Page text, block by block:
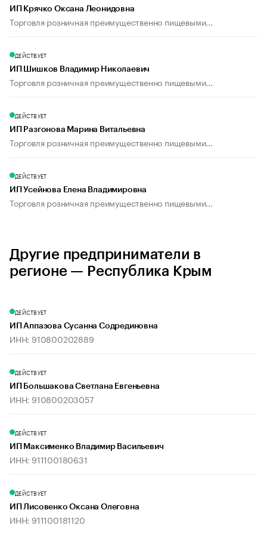
ИП Крячко Оксана Леонидовна
Торговля розничная преимущественно пищевыми...
ДЕЙСТВУЕТ
ИП Шишков Владимир Николаевич
Торговля розничная преимущественно пищевыми...
ДЕЙСТВУЕТ
ИП Разгонова Марина Витальевна
Торговля розничная преимущественно пищевыми...
ДЕЙСТВУЕТ
ИП Усейнова Елена Владимировна
Торговля розничная преимущественно пищевыми...
Другие предприниматели в
регионе — Республика Крым
ДЕЙСТВУЕТ
ИП Аппазова Сусанна Содрединовна
ИНН: 910800202889
ДЕЙСТВУЕТ
ИП Большакова Светлана Евгеньевна
ИНН: 910800203057
ДЕЙСТВУЕТ
ИП Максименко Владимир Васильевич
ИНН: 911100180631
ДЕЙСТВУЕТ
ИП Лисовенко Оксана Олеговна
ИНН: 911100181120